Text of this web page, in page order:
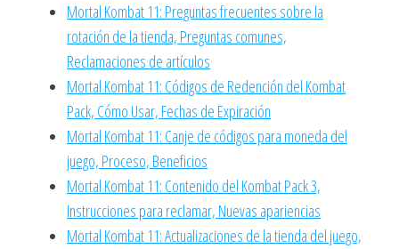
Mortal Kombat 11: Preguntas frecuentes sobre la
rotación de la tienda, Preguntas comunes,
Reclamaciones de artículos
Mortal Kombat 11: Códigos de Redención del Kombat
Pack, Cómo Usar, Fechas de Expiración
Mortal Kombat 11: Canje de códigos para moneda del
juego, Proceso, Beneficios
Mortal Kombat 11: Contenido del Kombat Pack 3,
Instrucciones para reclamar, Nuevas apariencias
Mortal Kombat 11: Actualizaciones de la tienda del juego,